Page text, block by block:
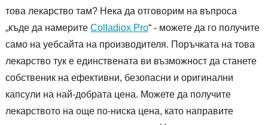
това лекарство там? Нека да отговорим на въпроса
„къде да намерите Colladiox Pro“ - можете да го получите
само на уебсайта на производителя. Поръчката на това
лекарство тук е единствената ви възможност да станете
собственик на ефективни, безопасни и оригинални
капсули на най-добрата цена. Можете да получите
лекарството на още по-ниска цена, като направите